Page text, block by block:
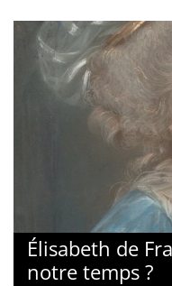
Élisabeth de
notre temps ?